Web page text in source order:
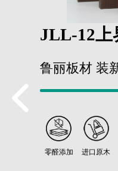
JLL-12上
鲁丽板材 装
零醛添加 进口原木